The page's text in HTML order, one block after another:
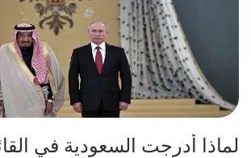
لماذا أدرجت السعودية في